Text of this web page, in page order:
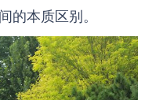
的本质区别。